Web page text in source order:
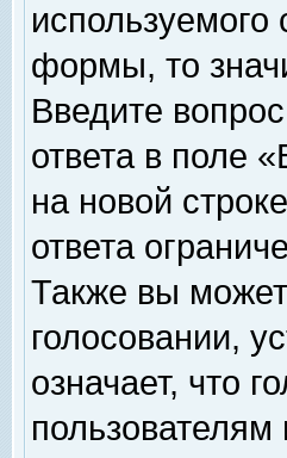
формы, то
Введите
ответа в поле
на новой
ответа
Также вы
голосовании,
означает, что
пользователям